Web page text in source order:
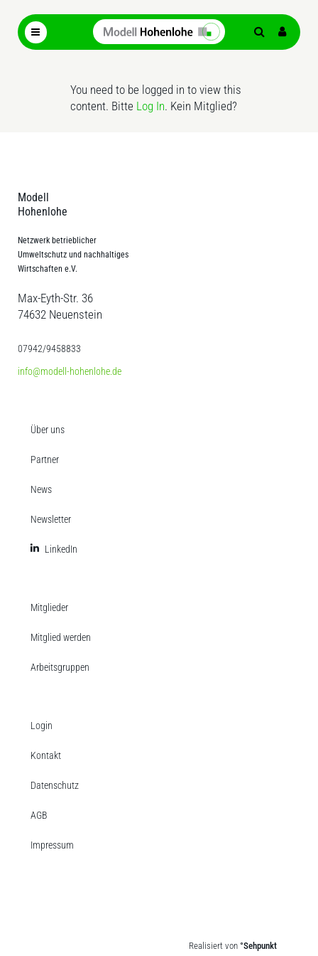
You need to be logged in to view this
content. Bitte Log In. Kein Mitglied?
Modell
Hohenlohe
Netzwerk betrieblicher
Umweltschutz und nachhaltiges
Wirtschaften e.V.
Max-Eyth-Str. 36
74632 Neuenstein
07942/9458833
info@modell-hohenlohe.de
Über uns
Partner
News
Newsletter
LinkedIn
Mitglieder
Mitglied werden
Arbeitsgruppen
Login
Kontakt
Datenschutz
AGB
Impressum
Realisiert von °Sehpunkt